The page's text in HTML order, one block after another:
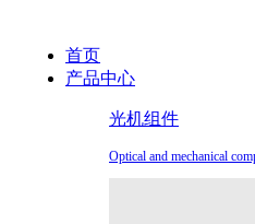
首页
产品中心
光机组件
Optical and mechanical